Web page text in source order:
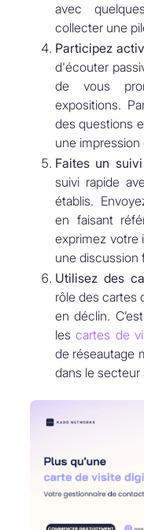
avec
collecter une
Participez
d'écouter
de vous
expositions.
des questions
une impression
Faites un suivi
suivi rapide
établis.
en faisant
exprimez votre
une discussion
Utilisez des
rôle des cartes
en déclin.
lescartes de
de réseautage
dans le secteur